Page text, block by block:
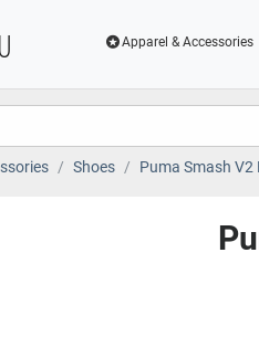
Apparel & Accessories
Shoes Puma Smash V2